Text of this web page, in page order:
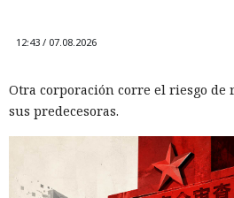
12:43 / 07.08.2026
Otra corporación corre el riesgo
sus predecesoras.